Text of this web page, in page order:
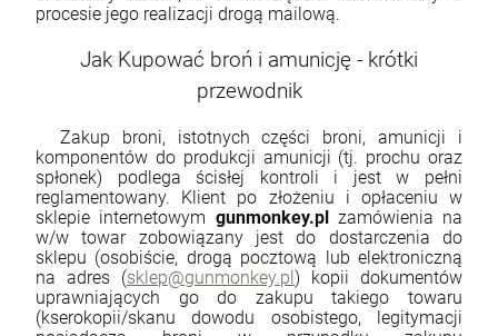
Pistolet Savage Stance MC9MS BLK kal.
9x19
2 590,00 zł
Cena regularna: 3 125,00 zł
Najniższa cena: 3 125,00 zł
szt.
Krótkie spodnie 5.11 Stryke Short Pant kol.
186 Ranger Green roz. 36 (73327)
380,00 zł
szt.
DO KOSZYKA
Karabinek samopowtarzalny Daniel Defense
DD4 M4A1 RISIII FDE 14.5" Sandstorm
Limited Edition kal. 5,56x45mm/.223Rem
(LIMSER-017-MLE)
13 800,00 zł
POWIADOM O DOSTĘPNOŚCI
procesie jego realizacji drogą mailową.
Jak Kupować broń i amunicję - krótki
przewodnik
Zakup broni, istotnych części broni, amunicji i
komponentów do produkcji amunicji (tj. prochu oraz
spłonek) podlega ścisłej kontroli i jest w pełni
reglamentowany. Klient po złożeniu i opłaceniu w
sklepie internetowym gunmonkey.plzamówienia na
w/w towar zobowiązany jest do dostarczenia do
sklepu (osobiście, drogą pocztową lub elektroniczną
na adres (sklep@gunmonkey.pl) kopii dokumentów
uprawniających go do zakupu takiego towaru
(kserokopii/skanu dowodu osobistego, legitymacji